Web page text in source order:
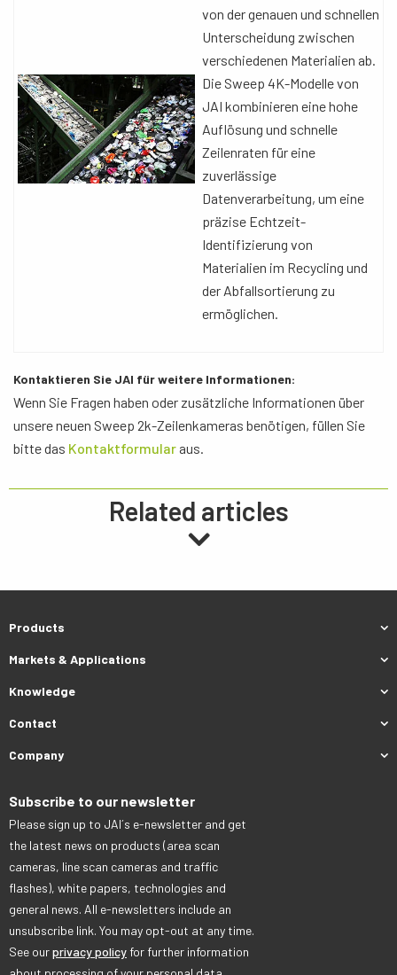
von der genauen und schnellen
Unterscheidung zwischen
verschiedenen Materialien ab.
Die Sweep 4K-Modelle von
JAI kombinieren eine hohe
Auflösung und schnelle
Zeilenraten für eine
zuverlässige
Datenverarbeitung, um eine
präzise Echtzeit-
Identifizierung von
Materialien im Recycling und
der Abfallsortierung zu
ermöglichen.
Kontaktieren Sie JAI für weitere Informationen:
Wenn Sie Fragen haben oder zusätzliche Informationen über
unsere neuen Sweep 2k-Zeilenkameras benötigen, füllen Sie
bitte das Kontaktformular aus.
Related articles
Products
Markets & Applications
Knowledge
Contact
Company
Subscribe to our newsletter
Please sign up to JAI´s e-newsletter and get
the latest news on products (area scan
cameras, line scan cameras and traffic
flashes), white papers, technologies and
general news. All e-newsletters include an
unsubscribe link. You may opt-out at any time.
See ourprivacy policy for further information